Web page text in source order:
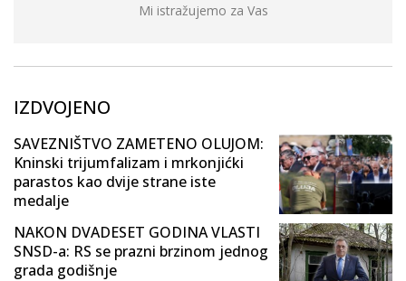
Mi istražujemo za Vas
IZDVOJENO
SAVEZNIŠTVO ZAMETENO OLUJOM:
Kninski trijumfalizam i mrkonjićki
parastos kao dvije strane iste
medalje
NAKON DVADESET GODINA VLASTI
SNSD-a: RS se prazni brzinom jednog
grada godišnje